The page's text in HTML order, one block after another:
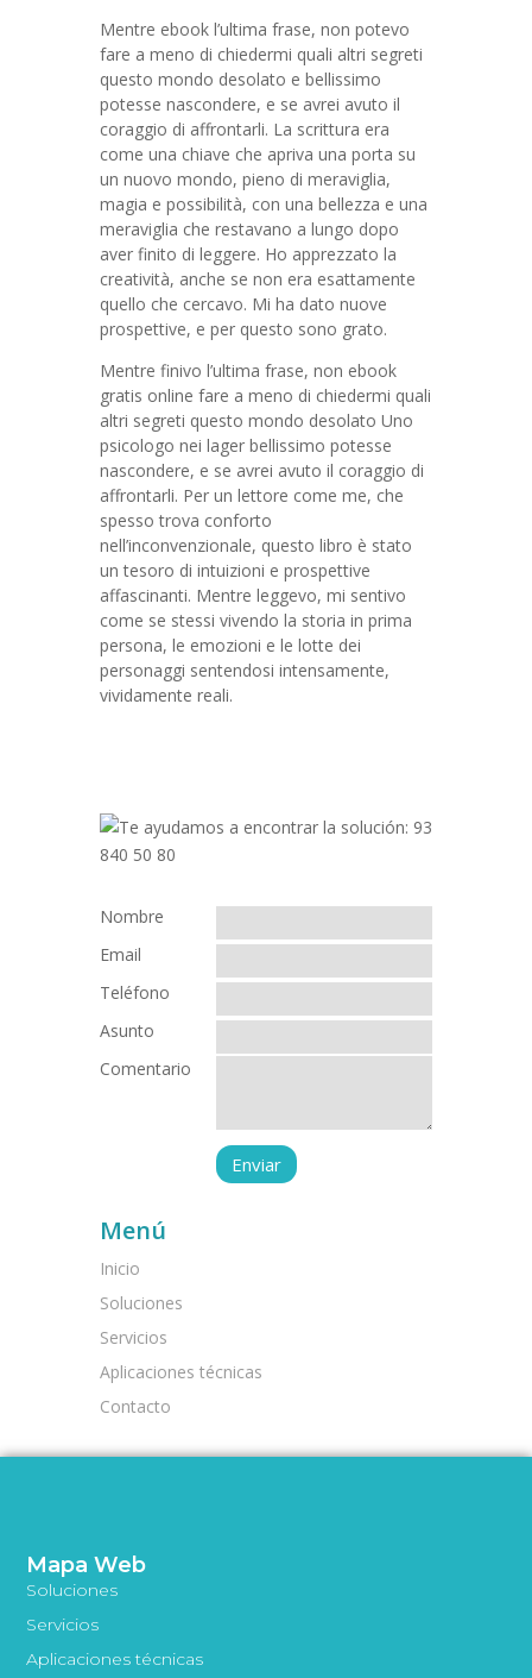
Mentre ebook l’ultima frase, non potevo
fare a meno di chiedermi quali altri segreti
questo mondo desolato e bellissimo
potesse nascondere, e se avrei avuto il
coraggio di affrontarli. La scrittura era
come una chiave che apriva una porta su
un nuovo mondo, pieno di meraviglia,
magia e possibilità, con una bellezza e una
meraviglia che restavano a lungo dopo
aver finito di leggere. Ho apprezzato la
creatività, anche se non era esattamente
quello che cercavo. Mi ha dato nuove
prospettive, e per questo sono grato.
Mentre finivo l’ultima frase, non ebook
gratis online fare a meno di chiedermi quali
altri segreti questo mondo desolato Uno
psicologo nei lager bellissimo potesse
nascondere, e se avrei avuto il coraggio di
affrontarli. Per un lettore come me, che
spesso trova conforto
nell’inconvenzionale, questo libro è stato
un tesoro di intuizioni e prospettive
affascinanti. Mentre leggevo, mi sentivo
come se stessi vivendo la storia in prima
persona, le emozioni e le lotte dei
personaggi sentendosi intensamente,
vividamente reali.
Nombre
Email
Teléfono
Asunto
Comentario
Menú
Inicio
Soluciones
Servicios
Aplicaciones técnicas
Contacto
Mapa Web
Soluciones
Servicios
Aplicaciones técnicas